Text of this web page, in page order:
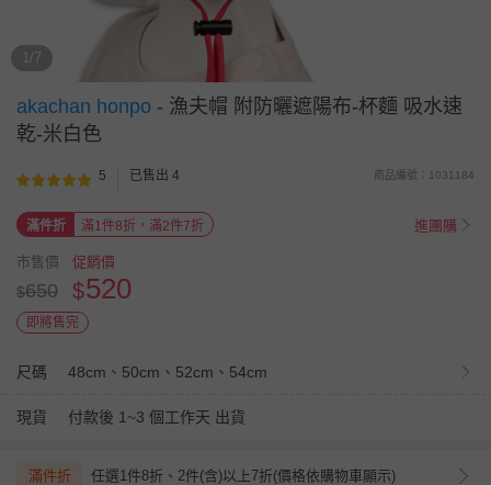
1/7
akachan honpo - 漁夫帽 附防曬遮陽布-杯麵 吸水速
乾-米白色
5 已售出 4 商品編號：1031184
滿件折 滿1件8折，滿2件7折 進團購
市售價
$650
促銷價
$520
即將售完
尺碼 48cm、50cm、52cm、54cm
現貨 付款後 1~3 個工作天 出貨
滿件折 任選1件8折、2件(含)以上7折(價格依購物車顯示)